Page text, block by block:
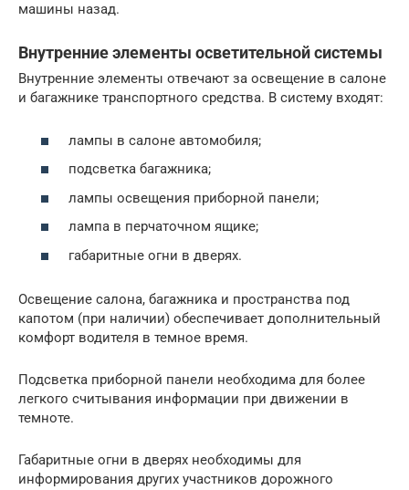
машины назад.
Внутренние элементы осветительной системы
Внутренние элементы отвечают за освещение в салоне
и багажнике транспортного средства. В систему входят:
лампы в салоне автомобиля;
подсветка багажника;
лампы освещения приборной панели;
лампа в перчаточном ящике;
габаритные огни в дверях.
Освещение салона, багажника и пространства под
капотом (при наличии) обеспечивает дополнительный
комфорт водителя в темное время.
Подсветка приборной панели необходима для более
легкого считывания информации при движении в
темноте.
Габаритные огни в дверях необходимы для
информирования других участников дорожного